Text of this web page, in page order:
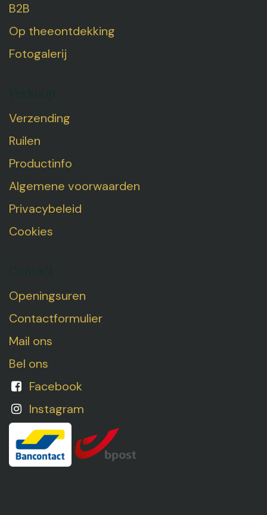
B2B
Op theeontdekking
Fotogalerij
Verzending
Ruilen
Productinfo
Algemene voorwaarden
Privacybeleid
Cookies
Openingsuren
Contactformulier
Mail ons
Bel ons
Facebook
Instagram